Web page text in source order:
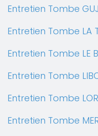
Entretien Tombe
Entretien Tombe LA
Entretien Tombe LE
Entretien Tombe
Entretien Tombe
Entretien Tombe